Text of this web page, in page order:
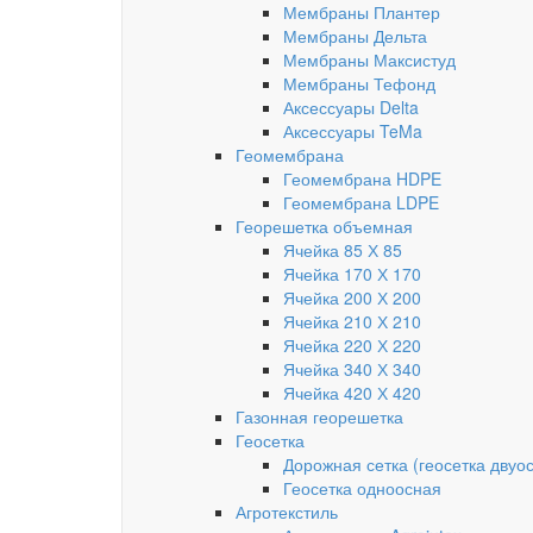
Мембраны Плантер
Мембраны Дельта
Мембраны Максистуд
Мембраны Тефонд
Аксессуары Delta
Аксессуары TeMa
Геомембрана
Геомембрана HDPE
Геомембрана LDPE
Георешетка объемная
Ячейка 85 Х 85
Ячейка 170 Х 170
Ячейка 200 Х 200
Ячейка 210 Х 210
Ячейка 220 Х 220
Ячейка 340 Х 340
Ячейка 420 Х 420
Газонная георешетка
Геосетка
Дорожная сетка (геосетка
Геосетка одноосная
Агротекстиль